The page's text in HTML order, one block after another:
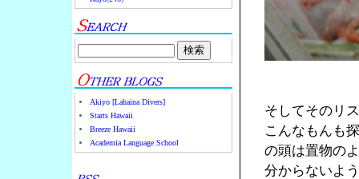
Akiyo [Lahaina Divers]
Starts Hawaii
Breeze Hawaii
Academia Language School
そしてそのリ
こんなもんも
の頭は置物の
分からないよ